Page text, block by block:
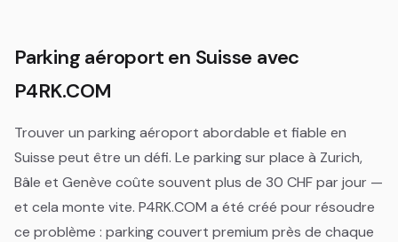
réservations — appliquée au paiement, rien à
Abonnements & récompenses
Parking aéroport en Suisse avec
P4RK.COM
Trouver un parking aéroport abordable et fiable en
Suisse peut être un défi. Le parking sur place à Zurich,
Bâle et Genève coûte souvent plus de 30 CHF par jour —
et cela monte vite. P4RK.COM a été créé pour résoudre
ce problème : parking couvert premium près de chaque